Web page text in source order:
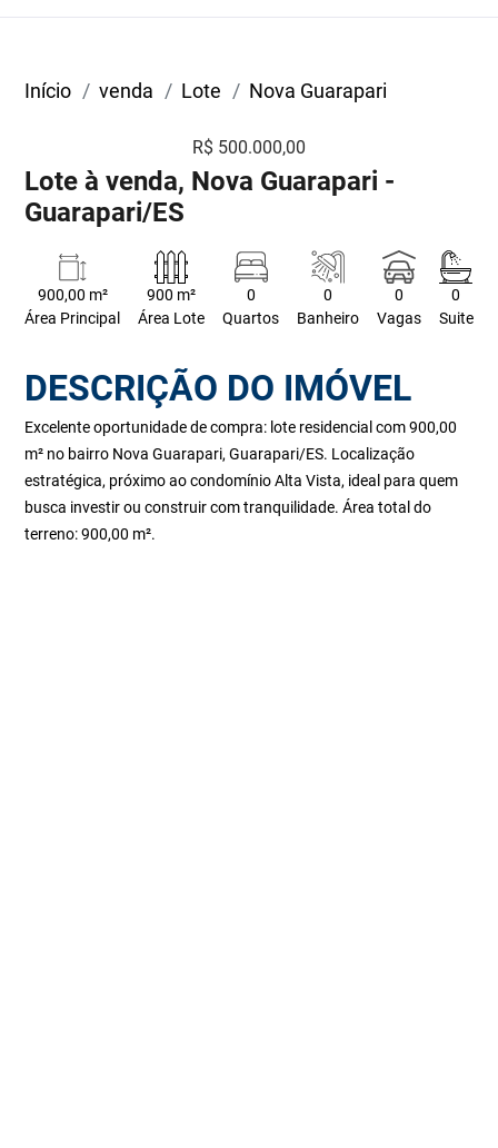
Início venda Lote Nova Guarapari
R$ 500.000,00
Lote à venda, Nova Guarapari -
Guarapari/ES
900,00 m²
Área Principal
900 m²
Área Lote
0
Quartos
0
Banheiro
0
Vagas
0
Suite
DESCRIÇÃO DO IMÓVEL
Excelente oportunidade de compra: lote residencial com 900,00
m² no bairro Nova Guarapari, Guarapari/ES. Localização
estratégica, próximo ao condomínio Alta Vista, ideal para quem
busca investir ou construir com tranquilidade. Área total do
terreno: 900,00 m².